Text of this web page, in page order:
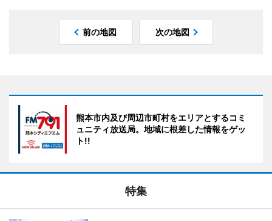
前の地図 次の地図
熊本市内及び周辺市町村をエリアとするコミ
ュニティ放送局。地域に根差した情報をゲッ
ト!!
特集